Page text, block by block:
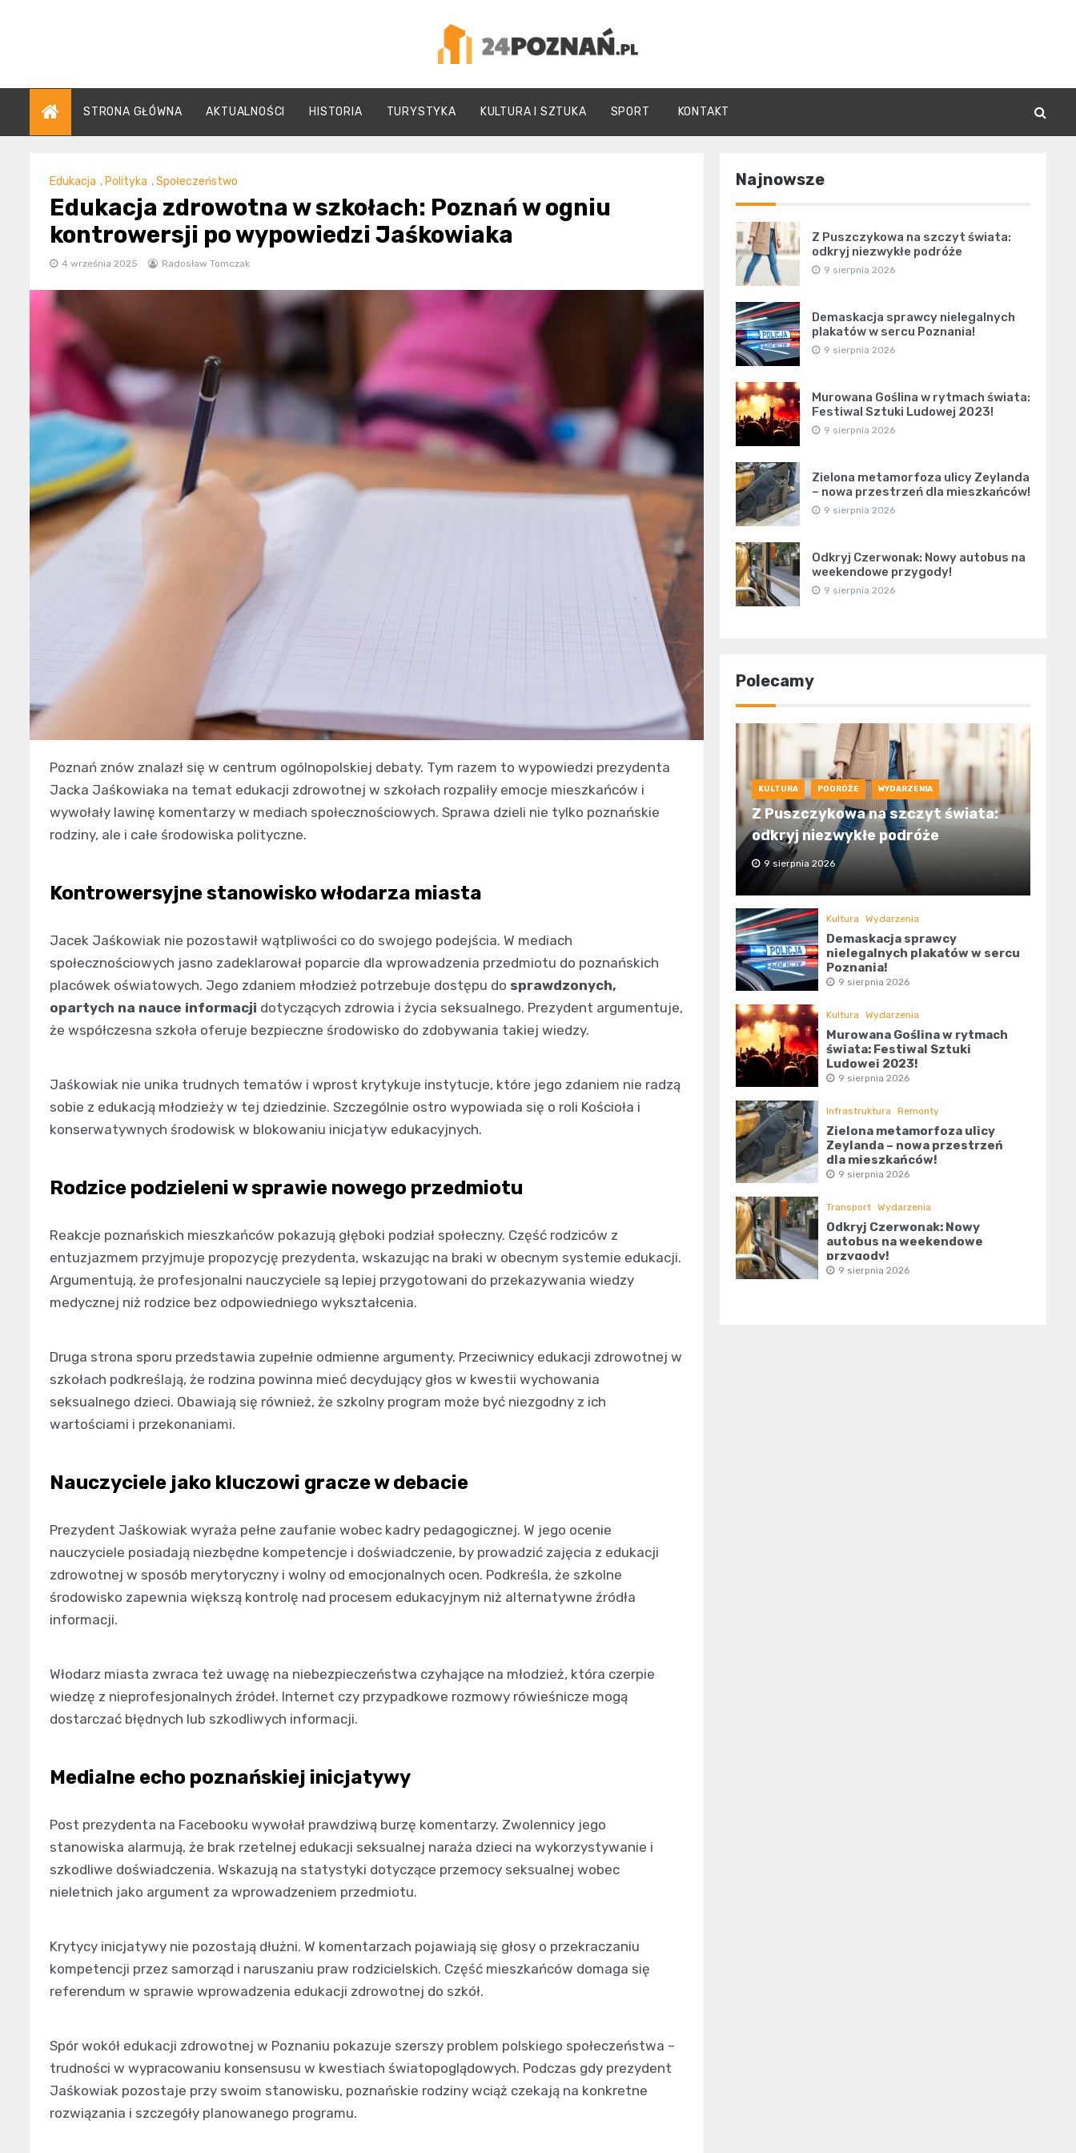
24Poznań.pl
STRONA GŁÓWNA AKTUALNOŚCI HISTORIA TURYSTYKA KULTURA I SZTUKA SPORT KONTAKT
Edukacja , Polityka ,Społeczeństwo
Edukacja zdrowotna w szkołach: Poznań w ogniu
kontrowersji po wypowiedzi Jaśkowiaka
4 września 2025 Radosław Tomczak
Poznań znów znalazł się w centrum ogólnopolskiej debaty. Tym razem to wypowiedzi prezydenta
Jacka Jaśkowiaka na temat edukacji zdrowotnej w szkołach rozpaliły emocje mieszkańców i
wywołały lawinę komentarzy w mediach społecznościowych. Sprawa dzieli nie tylko poznańskie
rodziny, ale i całe środowiska polityczne.
Kontrowersyjne stanowisko włodarza miasta
Jacek Jaśkowiak nie pozostawił wątpliwości co do swojego podejścia. W mediach
społecznościowych jasno zadeklarował poparcie dla wprowadzenia przedmiotu do poznańskich
placówek oświatowych. Jego zdaniem młodzież potrzebuje dostępu do sprawdzonych,
opartych na nauce informacji dotyczących zdrowia i życia seksualnego. Prezydent argumentuje,
że współczesna szkoła oferuje bezpieczne środowisko do zdobywania takiej wiedzy.
Jaśkowiak nie unika trudnych tematów i wprost krytykuje instytucje, które jego zdaniem nie radzą
sobie z edukacją młodzieży w tej dziedzinie. Szczególnie ostro wypowiada się o roli Kościoła i
konserwatywnych środowisk w blokowaniu inicjatyw edukacyjnych.
Rodzice podzieleni w sprawie nowego przedmiotu
Reakcje poznańskich mieszkańców pokazują głęboki podział społeczny. Część rodziców z
entuzjazmem przyjmuje propozycję prezydenta, wskazując na braki w obecnym systemie edukacji.
Argumentują, że profesjonalni nauczyciele są lepiej przygotowani do przekazywania wiedzy
medycznej niż rodzice bez odpowiedniego wykształcenia.
Druga strona sporu przedstawia zupełnie odmienne argumenty. Przeciwnicy edukacji zdrowotnej w
szkołach podkreślają, że rodzina powinna mieć decydujący głos w kwestii wychowania
seksualnego dzieci. Obawiają się również, że szkolny program może być niezgodny z ich
wartościami i przekonaniami.
Nauczyciele jako kluczowi gracze w debacie
Prezydent Jaśkowiak wyraża pełne zaufanie wobec kadry pedagogicznej. W jego ocenie
nauczyciele posiadają niezbędne kompetencje i doświadczenie, by prowadzić zajęcia z edukacji
zdrowotnej w sposób merytoryczny i wolny od emocjonalnych ocen. Podkreśla, że szkolne
środowisko zapewnia większą kontrolę nad procesem edukacyjnym niż alternatywne źródła
informacji.
Włodarz miasta zwraca też uwagę na niebezpieczeństwa czyhające na młodzież, która czerpie
wiedzę z nieprofesjonalnych źródeł. Internet czy przypadkowe rozmowy rówieśnicze mogą
dostarczać błędnych lub szkodliwych informacji.
Medialne echo poznańskiej inicjatywy
Post prezydenta na Facebooku wywołał prawdziwą burzę komentarzy. Zwolennicy jego
stanowiska alarmują, że brak rzetelnej edukacji seksualnej naraża dzieci na wykorzystywanie i
szkodliwe doświadczenia. Wskazują na statystyki dotyczące przemocy seksualnej wobec
nieletnich jako argument za wprowadzeniem przedmiotu.
Krytycy inicjatywy nie pozostają dłużni. W komentarzach pojawiają się głosy o przekraczaniu
kompetencji przez samorząd i naruszaniu praw rodzicielskich. Część mieszkańców domaga się
referendum w sprawie wprowadzenia edukacji zdrowotnej do szkół.
Spór wokół edukacji zdrowotnej w Poznaniu pokazuje szerszy problem polskiego społeczeństwa –
trudności w wypracowaniu konsensusu w kwestiach światopoglądowych. Podczas gdy prezydent
Jaśkowiak pozostaje przy swoim stanowisku, poznańskie rodziny wciąż czekają na konkretne
rozwiązania i szczegóły planowanego programu.
Najnowsze
Z Puszczykowa na szczyt świata:
odkryj niezwykłe podróże
9 sierpnia 2026
Demaskacja sprawcy nielegalnych
plakatów w sercu Poznania!
9 sierpnia 2026
Murowana Goślina w rytmach świata:
Festiwal Sztuki Ludowej 2023!
9 sierpnia 2026
Zielona metamorfoza ulicy Zeylanda
– nowa przestrzeń dla mieszkańców!
9 sierpnia 2026
Odkryj Czerwonak: Nowy autobus na
weekendowe przygody!
9 sierpnia 2026
Polecamy
KULTURA PODRÓŻE WYDARZENIA
Z Puszczykowa na szczyt świata:
odkryj niezwykłe podróże
9 sierpnia 2026
Kultura Wydarzenia
Demaskacja sprawcy
nielegalnych plakatów w sercu
Poznania!
9 sierpnia 2026
Kultura Wydarzenia
Murowana Goślina w rytmach
świata: Festiwal Sztuki
Ludowej 2023!
9 sierpnia 2026
Infrastruktura Remonty
Zielona metamorfoza ulicy
Zeylanda – nowa przestrzeń
dla mieszkańców!
9 sierpnia 2026
Transport Wydarzenia
Odkryj Czerwonak: Nowy
autobus na weekendowe
przygody!
9 sierpnia 2026